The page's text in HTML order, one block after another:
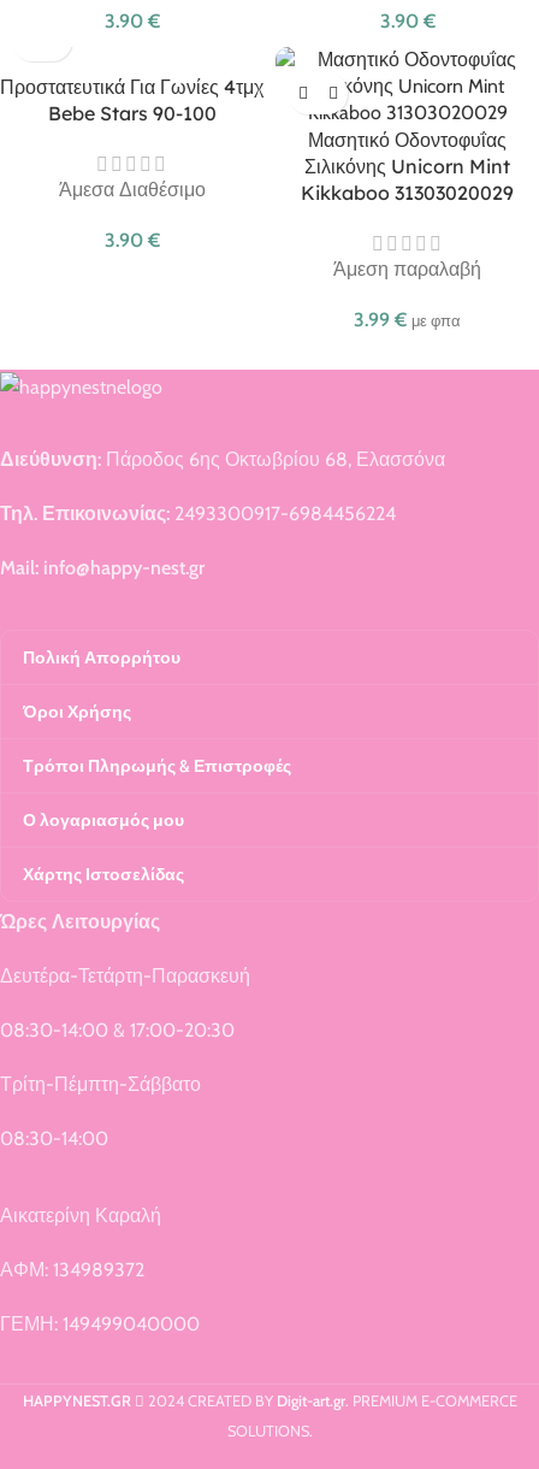
3.90 € 3.90 €
Προστατευτικά Για Γωνίες 4τμχ
Bebe Stars 90-100
Άμεσα Διαθέσιμο
3.90 €
Μασητικό Οδοντοφυΐας
Σιλικόνης Unicorn Mint
Kikkaboo 31303020029
Άμεση παραλαβή
3.99 € με φπα
Διεύθυνση: Πάροδος 6ης Οκτωβρίου 68, Ελασσόνα
Τηλ. Επικοινωνίας: 2493300917-6984456224
Mail: info@happy-nest.gr
Πολική Απορρήτου
Όροι Χρήσης
Τρόποι Πληρωμής & Επιστροφές
Ο λογαριασμός μου
Χάρτης Ιστοσελίδας
Ώρες Λειτουργίας
Δευτέρα-Τετάρτη-Παρασκευή
08:30-14:00 & 17:00-20:30
Τρίτη-Πέμπτη-Σάββατο
08:30-14:00
Αικατερίνη Καραλή
ΑΦΜ: 134989372
ΓΕΜΗ: 149499040000
HAPPYNEST.GR 2024 CREATED BY Digit-art.gr. PREMIUM E-COMMERCE
SOLUTIONS.